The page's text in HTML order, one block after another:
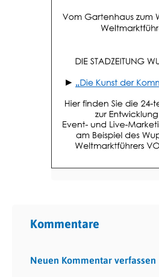
Kommentare
Neuen Kommentar verfassen